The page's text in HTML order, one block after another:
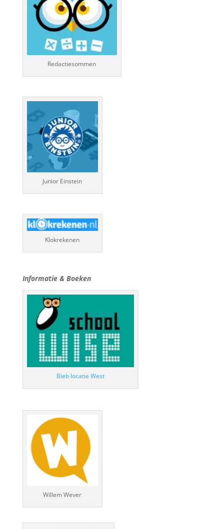
Redactiesommen
Junior Einstein
Klokrekenen
Informatie & Boeken
Bieb locatie West
Willem Wever